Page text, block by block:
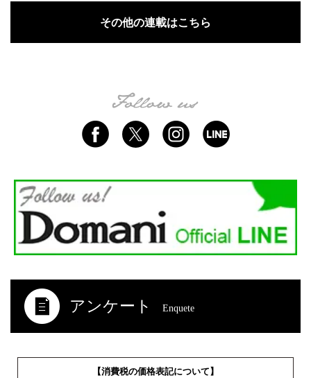
その他の連載はこちら
アンケート Enquete
【消費税の価格表記について】